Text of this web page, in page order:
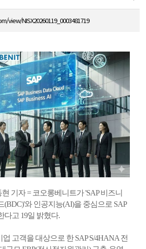
view/NISX20260119_0003481719
기자 = 코오롱베니트가 'SAP 비즈니
(BDC)'와 인공지능(AI)을 중심으로 SAP
다고 19일 밝혔다.
고객을 대상으로 한 SAP S/4HANA 전